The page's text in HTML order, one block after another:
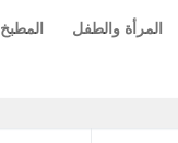
المرأة والطفل المطبخ